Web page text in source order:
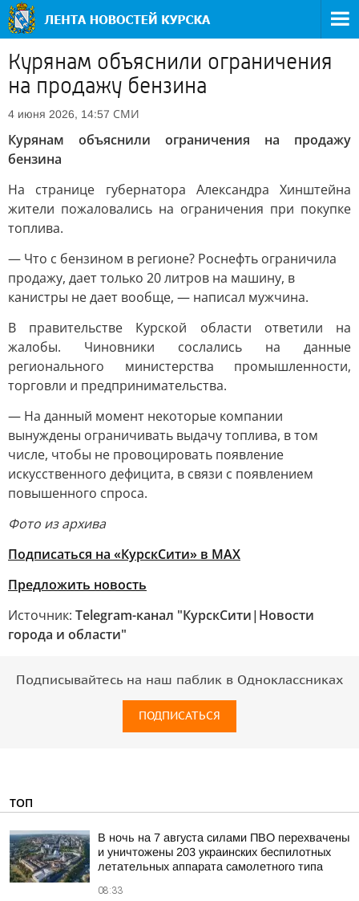
Курянам объяснили ограничения
на продажу бензина
4 июня 2026, 14:57 СМИ
Курянам объяснили ограничения на продажу
бензина
На странице губернатора Александра Хинштейна
жители пожаловались на ограничения при покупке
топлива.
— Что с бензином в регионе? Роснефть ограничила
продажу, дает только 20 литров на машину, в
канистры не дает вообще, — написал мужчина.
В правительстве Курской области ответили на
жалобы. Чиновники сослались на данные
регионального министерства промышленности,
торговли и предпринимательства.
— На данный момент некоторые компании
вынуждены ограничивать выдачу топлива, в том
числе, чтобы не провоцировать появление
искусственного дефицита, в связи с появлением
повышенного спроса.
Фото из архива
Подписаться на «КурскСити» в МАХ
Предложить новость
Источник: Telegram-канал "КурскСити|Новости
города и области"
Подписывайтесь на наш паблик в Одноклассниках
ПОДПИСАТЬСЯ
ТОП
В ночь на 7 августа силами ПВО перехвачены
и уничтожены 203 украинских беспилотных
летательных аппарата самолетного типа
08:33